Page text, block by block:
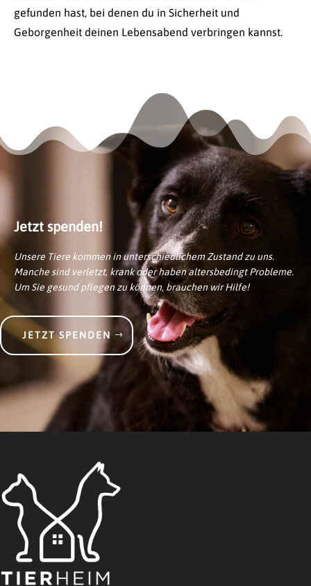
gefunden hast, bei denen du in Sicherheit und
Geborgenheit deinen Lebensabend verbringen kannst.
Jetzt spenden!
Unsere Tiere kommen in unterschiedlichem Zustand zu uns.
Manche sind verletzt, krank oder haben altersbedingt Probleme.
Um Sie gesund pflegen zu können, brauchen wir Hilfe!
JETZT SPENDEN